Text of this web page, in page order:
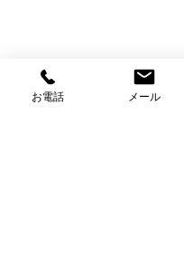
お電話 メール